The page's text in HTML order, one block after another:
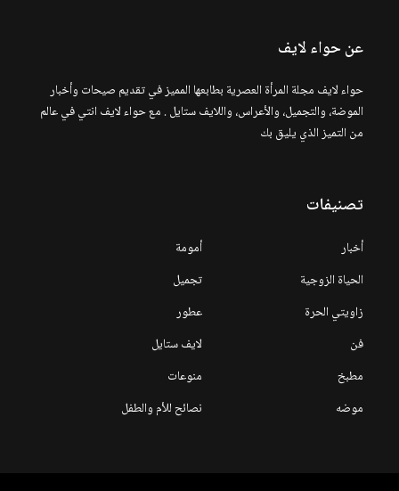
عن حواء لايف
حواء لايف مجلة المرأة العصرية بطابعها المميز في تقديم صيحات وأخبار
الموضة، والتجميل، والأعراس، واللايف ستايل . مع حواء لايف انتي في عالم
من التميز الذي يليق بك
تصنيفات
أخبار
أمومة
الحياة الزوجية
تجميل
زاويتي الحرة
عطور
فن
لايف ستايل
مطبخ
منوعات
موضه
نصائح للأم والطفل